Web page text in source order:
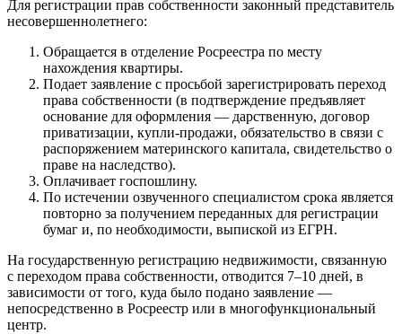
Для регистрации прав собственности законный представитель
несовершеннолетнего:
Обращается в отделение Росреестра по месту
нахождения квартиры.
Подает заявление с просьбой зарегистрировать переход
права собственности (в подтверждение предъявляет
основание для оформления — дарственную, договор
приватизации, купли-продажи, обязательство в связи с
распоряжением материнского капитала, свидетельство о
праве на наследство).
Оплачивает госпошлину.
По истечении озвученного специалистом срока является
повторно за получением переданных для регистрации
бумаг и, по необходимости, выпиской из ЕГРН.
На государственную регистрацию недвижимости, связанную
с переходом права собственности, отводится 7–10 дней, в
зависимости от того, куда было подано заявление —
непосредственно в Росреестр или в многофункциональный
центр.